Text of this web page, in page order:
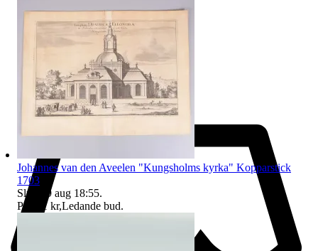
Johannes van den Aveelen "Kungsholms kyrka" Kopparstick
1703
Sluttid
9 aug 18:55.
Pris:
11 kr,Ledande bud.